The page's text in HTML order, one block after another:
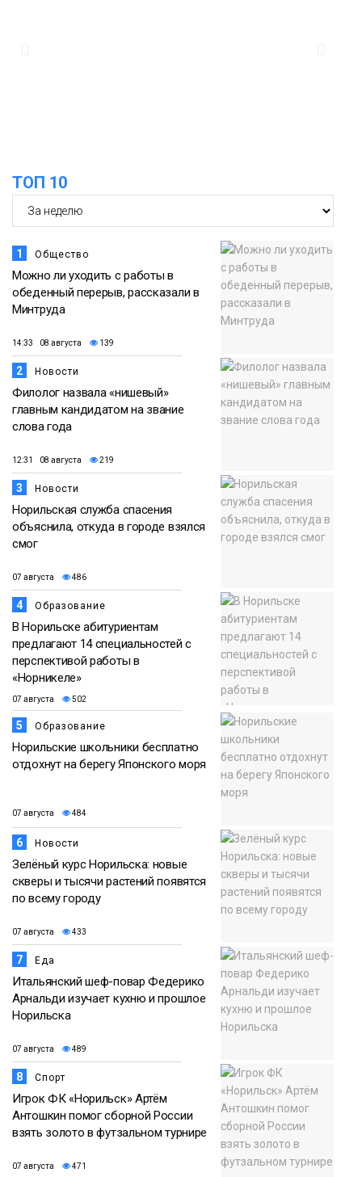
Новости
ТОП 10
1 Общество
Можно ли уходить с работы в
обеденный перерыв, рассказали в
Минтруда
14:33 08 августа 139
2 Новости
Филолог назвала «нишевый»
главным кандидатом на звание
слова года
12:31 08 августа 219
3 Новости
Норильская служба спасения
объяснила, откуда в городе взялся
смог
07 августа 486
4 Образование
В Норильске абитуриентам
предлагают 14 специальностей с
перспективой работы в
«Норникеле»
07 августа 502
5 Образование
Норильские школьники бесплатно
отдохнут на берегу Японского моря
07 августа 484
6 Новости
Зелёный курс Норильска: новые
скверы и тысячи растений появятся
по всему городу
07 августа 433
7 Еда
Итальянский шеф-повар Федерико
Арнальди изучает кухню и прошлое
Норильска
07 августа 489
8 Спорт
Игрок ФК «Норильск» Артём
Антошкин помог сборной России
взять золото в футзальном турнире
07 августа 471